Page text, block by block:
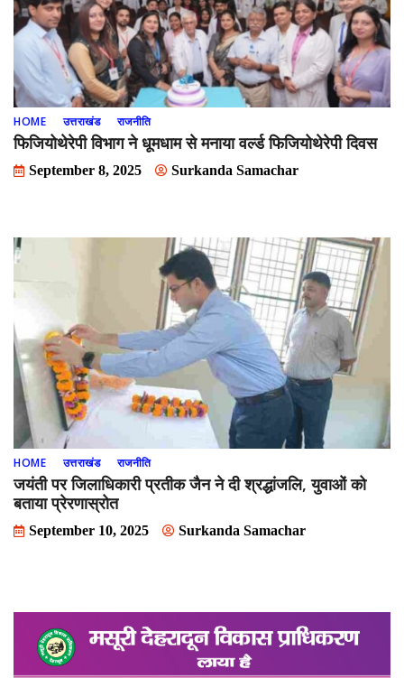
HOME उत्तराखंड राजनीति
फिजियोथेरेपी विभाग ने धूमधाम से मनाया वर्ल्ड फिजियोथेरेपी दिवस
September 8, 2025 Surkanda Samachar
HOME उत्तराखंड राजनीति
जयंती पर जिलाधिकारी प्रतीक जैन ने दी श्रद्धांजलि, युवाओं को
बताया प्रेरणास्रोत
September 10, 2025 Surkanda Samachar